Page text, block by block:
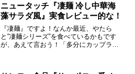
ニュータッチ『凄麺 冷し中華海
藻サラダ風』実食レビュー的な！
『凄麺』ですよ！なんか最近、やたら
と”凄麺シリーズ”を食べているかもです
が、あえて言おう！「多分にカップラー